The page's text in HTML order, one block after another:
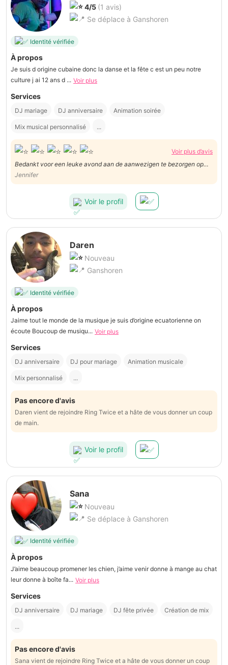
4/5 (1 avis)
Se déplace à Ganshoren
Identité vérifiée
À propos
Je suis d origine cubaine donc la danse et la fête c est un peu notre
culture j ai 12 ans d ... Voir plus
Services
DJ mariage DJ anniversaire Animation soirée
Mix musical personnalisé ...
Voir plus d’avis
Bedankt voor een leuke avond aan de aanwezigen te bezorgen op
ons valentijnsevenement. Groetjes Jennifer (partytect)
Jennifer
Voir le profil
Daren
Nouveau
Ganshoren
Identité vérifiée
À propos
Jaime tout le monde de la musique je suis d’origine ecuatorienne on
écoute Boucoup de musiqu... Voir plus
Services
DJ anniversaire DJ pour mariage Animation musicale
Mix personnalisé ...
Pas encore d'avis
Daren vient de rejoindre Ring Twice et a hâte de vous donner un coup
de main.
Voir le profil
Sana
Nouveau
Se déplace à Ganshoren
Identité vérifiée
À propos
J’aime beaucoup promener les chien, j’aime venir donne à mange au chat
leur donne à boîte fa... Voir plus
Services
DJ anniversaire DJ mariage DJ fête privée Création de mix
...
Pas encore d'avis
Sana vient de rejoindre Ring Twice et a hâte de vous donner un coup